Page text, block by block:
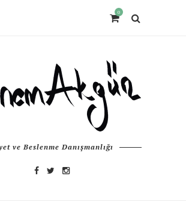
0
ve Beslenme Danışmanlığı